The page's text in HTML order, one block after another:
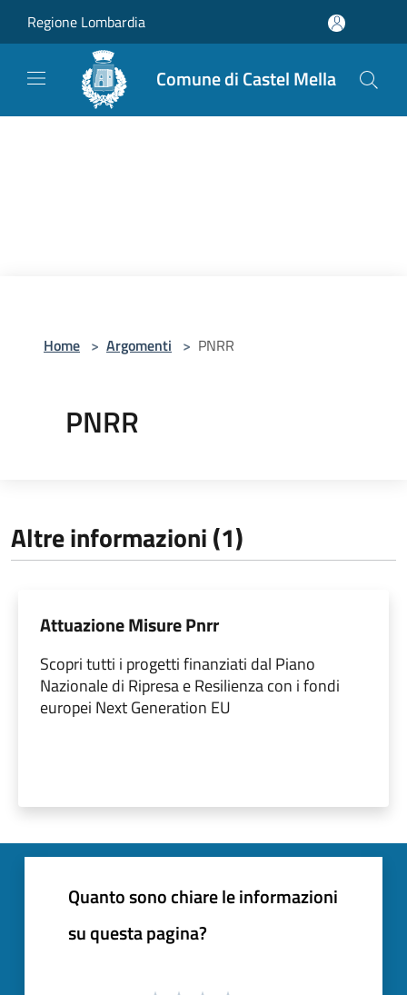
Regione Lombardia
Comune di Castel Mella
Home > Argomenti > PNRR
PNRR
Altre informazioni (1)
Attuazione Misure Pnrr
Scopri tutti i progetti finanziati dal Piano
Nazionale di Ripresa e Resilienza con i fondi
europei Next Generation EU
Quanto sono chiare le informazioni
su questa pagina?